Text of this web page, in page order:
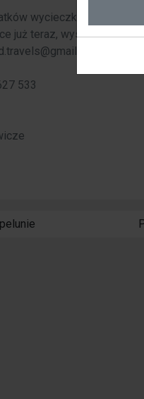
wycieczkowych
już teraz, wysyłając e-
533